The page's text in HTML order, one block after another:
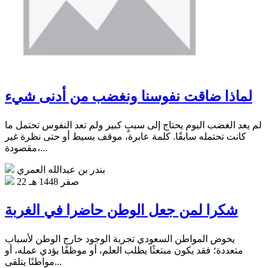
لماذا ضاقت نفوسنا ونغضب من أدنى شيء
لم يعد الغضب اليوم يحتاج إلى سببٍ كبير ولم تعد النفوس تحتمل ما
كانت تحتمله سابقًا. كلمة عابرة، موقف بسيط أو حتى نظرة غير
مقصودة،...
بندر بن عبدالله العمري
22 صفر 1448 هـ
شكرا لمن جعل الوطن حاضرا في الغربة
يخوض المواطن السعودي تجربة الوجود خارج الوطن لأسباب
متعددة؛ فقد يكون مبتعثًا يطلب العلم، أو موظفًا يؤدي عمله، أو
مواطنًا يتلقى...